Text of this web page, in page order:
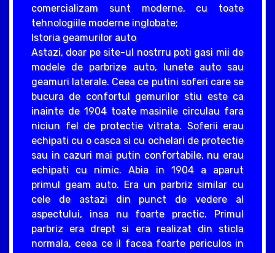
comercializam sunt moderne, cu toate
tehnologiile moderne inglobate;
Istoria geamurilor auto
Astazi, doar pe site-ul nostrru poti gasi mii de
modele de parbrize auto, lunete auto sau
geamuri laterale. Ceea ce putini soferi care se
bucura de confortul gemurilor stiu este ca
inainte de 1904 toate masinile circulau fara
niciun fel de protectie vitrata. Soferii erau
echipati cu o casca si cu ochelari de protectie
sau in cazuri mai putin confortabile, nu erau
echipati cu nimic. Abia in 1904 a aparut
primul geam auto. Era un parbriz similar cu
cele de astazi din punct de vedere al
aspectului, insa nu foarte practic. Primul
parbriz era drept si era realizat din sticla
normala, ceea ce il facea foarte periculos in